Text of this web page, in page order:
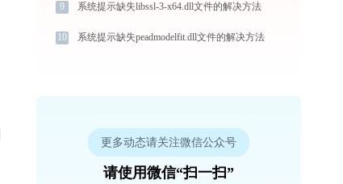
9 系统提示缺失libssl-3-x64.dll文件的解决方法
10 系统提示缺失peadmodelfit.dll文件的解决方法
更多动态请关注微信公众号
请使用微信“扫一扫”